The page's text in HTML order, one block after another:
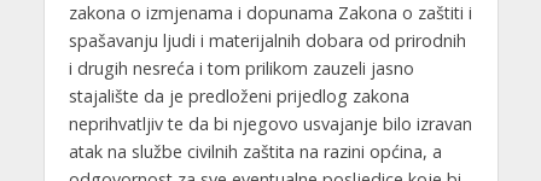
zakona o izmjenama i dopunama Zakona o zaštiti i
spašavanju ljudi i materijalnih dobara od prirodnih
i drugih nesreća i tom prilikom zauzeli jasno
stajalište da je predloženi prijedlog zakona
neprihvatljiv te da bi njegovo usvajanje bilo izravan
atak na službe civilnih zaštita na razini općina, a